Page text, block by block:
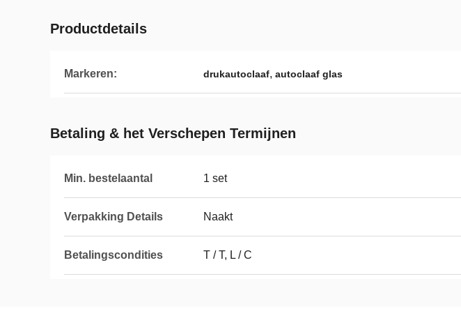
Productdetails
Markeren: drukautoclaaf, autoclaaf glas
Betaling & het Verschepen Termijnen
Min. bestelaantal 1 set
Verpakking Details Naakt
Betalingscondities T / T, L / C